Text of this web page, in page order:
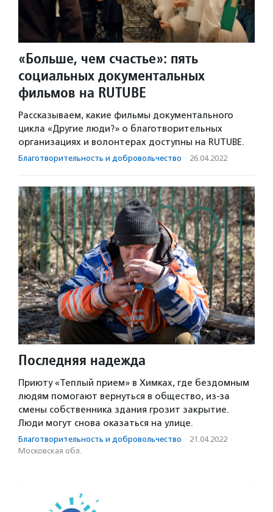
«Больше, чем счастье»: пять
социальных документальных
фильмов на RUTUBE
Рассказываем, какие фильмы документального
цикла «Другие люди?» о благотворительных
организациях и волонтерах доступны на RUTUBE.
Благотвори­тель­ность и доброволь­чест­во · 26.04.2022
Последняя надежда
Приюту «Теплый прием» в Химках, где бездомным
людям помогают вернуться в общество, из-за
смены собственника здания грозит закрытие.
Люди могут снова оказаться на улице.
Благотвори­тель­ность и доброволь­чест­во · 21.04.2022 ·
Московская обл.